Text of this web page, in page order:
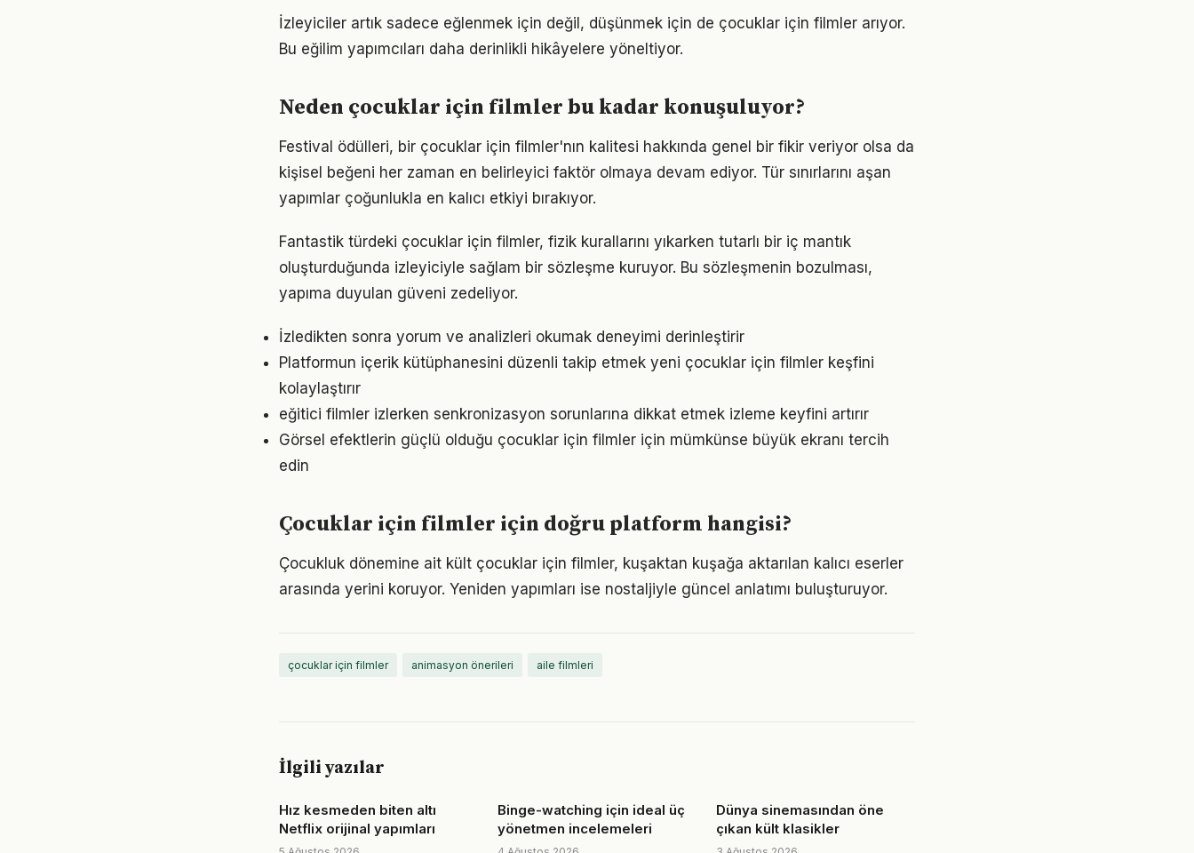
İzleyiciler artık sadece eğlenmek için değil, düşünmek için de çocuklar için filmler arıyor.
Bu eğilim yapımcıları daha derinlikli hikâyelere yöneltiyor.
Neden çocuklar için filmler bu kadar konuşuluyor?
Festival ödülleri, bir çocuklar için filmler'nın kalitesi hakkında genel bir fikir veriyor olsa da
kişisel beğeni her zaman en belirleyici faktör olmaya devam ediyor. Tür sınırlarını aşan
yapımlar çoğunlukla en kalıcı etkiyi bırakıyor.
Fantastik türdeki çocuklar için filmler, fizik kurallarını yıkarken tutarlı bir iç mantık
oluşturduğunda izleyiciyle sağlam bir sözleşme kuruyor. Bu sözleşmenin bozulması,
yapıma duyulan güveni zedeliyor.
İzledikten sonra yorum ve analizleri okumak deneyimi derinleştirir
Platformun içerik kütüphanesini düzenli takip etmek yeni çocuklar için filmler keşfini
kolaylaştırır
eğitici filmler izlerken senkronizasyon sorunlarına dikkat etmek izleme keyfini artırır
Görsel efektlerin güçlü olduğu çocuklar için filmler için mümkünse büyük ekranı tercih
edin
Çocuklar için filmler için doğru platform hangisi?
Çocukluk dönemine ait kült çocuklar için filmler, kuşaktan kuşağa aktarılan kalıcı eserler
arasında yerini koruyor. Yeniden yapımları ise nostaljiyle güncel anlatımı buluşturuyor.
çocuklar için filmler animasyon önerileri aile filmleri
İlgili yazılar
Hız kesmeden biten altı
Netflix orijinal yapımları
Binge-watching için ideal üç
yönetmen incelemeleri
Dünya sinemasından öne
çıkan kült klasikler